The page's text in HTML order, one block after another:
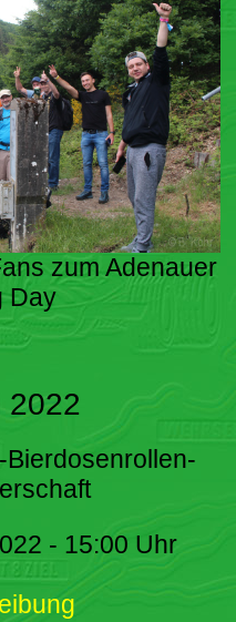
zum Adenauer
Day
2022
Bierdosenrollen-
- 15:00 Uhr